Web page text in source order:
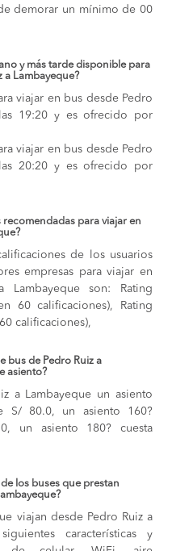
demorar un mínimo de 00
y más tarde disponible para
a Lambayeque?
viajar en bus desde Pedro
19:20 y es ofrecido por
viajar en bus desde Pedro
20:20 y es ofrecido por
recomendadas para viajar en
de los usuarios
empresas para viajar en
son: Rating
60 calificaciones), Rating
calificaciones),
bus de Pedro Ruiz a
asiento?
a Lambayeque un asiento
S/ 80.0, un asiento 160?
0, un asiento 180? cuesta
los buses que prestan
viajan desde Pedro Ruiz a
características y